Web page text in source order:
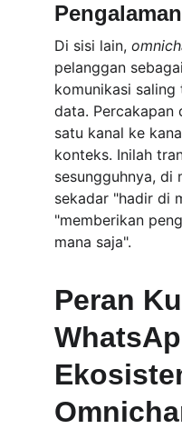
Di sisi lain,
pelanggan
komunikasi
data. Percakapan
satu kanal ke
konteks. Inilah
sesungguhnya, di
sekadar "hadir di
"memberikan
mana saja".
Peran